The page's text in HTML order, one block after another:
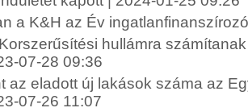
a K&H az Év
hullámra
07-28 09:36
az eladott új lakások száma az
07-26 11:07